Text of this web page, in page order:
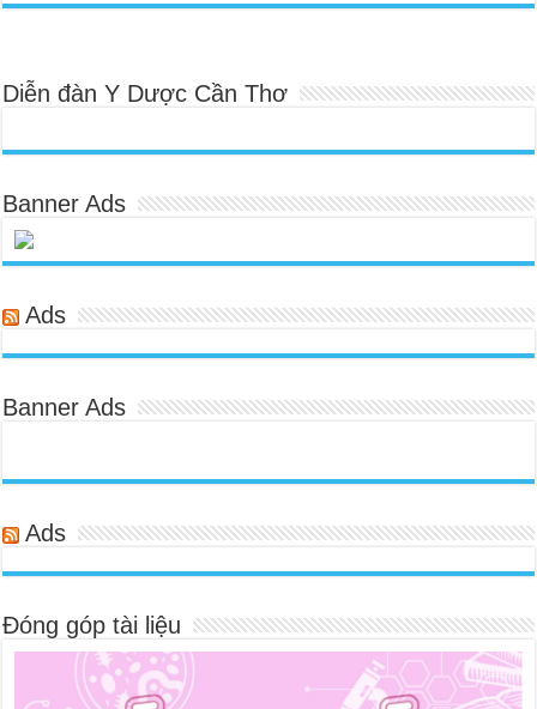
Diễn đàn Y Dược Cần Thơ
Banner Ads
Ads
Banner Ads
Ads
Đóng góp tài liệu